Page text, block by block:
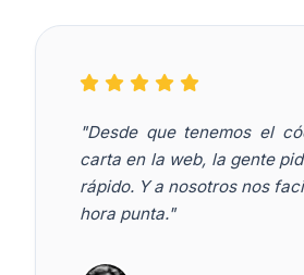
"Desde que tenemos el
carta en la web, la gente
rápido. Y a nosotros nos
hora punta."